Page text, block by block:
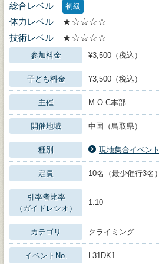
総合レベル 初級
体力レベル
★☆☆☆☆
技術レベル
★☆☆☆☆
参加料金 ¥3,500（税込）
子ども料金 ¥3,500（税込）
主催 M.O.C本部
開催地域 中国（鳥取県）
種別 現地集合イベント
定員 10名（最少催行3名）
引率者比率
（ガイドレシオ）
1:10
カテゴリ クライミング
イベントNo. L31DK1